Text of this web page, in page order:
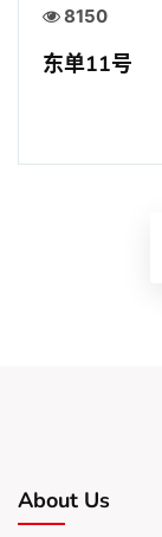
8150
东单11号
About Us